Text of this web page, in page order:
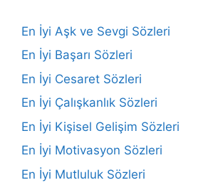
En İyi Aşk ve Sevgi Sözleri
En İyi Başarı Sözleri
En İyi Cesaret Sözleri
En İyi Çalışkanlık Sözleri
En İyi Kişisel Gelişim Sözleri
En İyi Motivasyon Sözleri
En İyi Mutluluk Sözleri